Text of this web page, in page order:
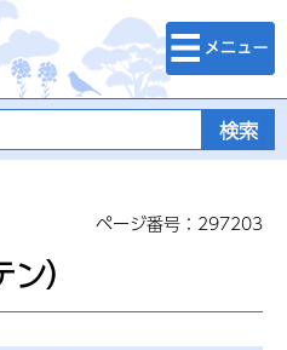
検索・メニュ
ー
ページ番号：297203
）